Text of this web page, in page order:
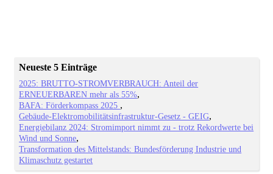
Neueste 5 Einträge
2025: BRUTTO-STROMVERBRAUCH: Anteil der
ERNEUERBAREN mehr als 55%
BAFA: Förderkompass 2025
Gebäude-Elektromobilitätsinfrastruktur-Gesetz - GEIG
Energiebilanz 2024: Stromimport nimmt zu - trotz Rekordwerte bei
Wind und Sonne
Transformation des Mittelstands: Bundesförderung Industrie und
Klimaschutz gestartet